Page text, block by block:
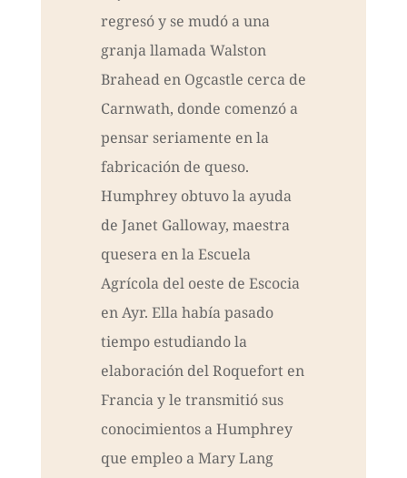
regresó y se mudó a una
granja llamada Walston
Brahead en Ogcastle cerca de
Carnwath, donde comenzó a
pensar seriamente en la
fabricación de queso.
Humphrey obtuvo la ayuda
de Janet Galloway, maestra
quesera en la Escuela
Agrícola del oeste de Escocia
en Ayr. Ella había pasado
tiempo estudiando la
elaboración del Roquefort en
Francia y le transmitió sus
conocimientos a Humphrey
que empleo a Mary Lang